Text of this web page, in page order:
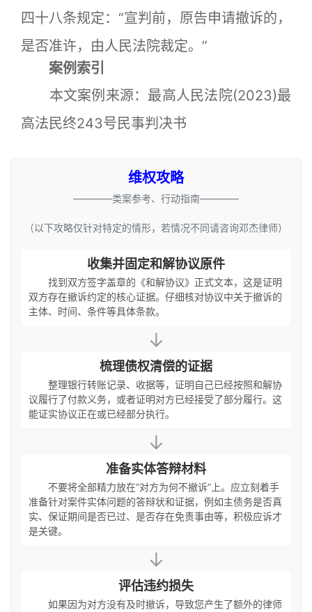
四十八条规定：“宣判前，原告申请撤诉的，
是否准许，由人民法院裁定。”
案例索引
本文案例来源：最高人民法院(2023)最
高法民终243号民事判决书
维权攻略
————类案参考、行动指南————
（以下攻略仅针对特定的情形，若情况不同请咨询邓杰律师）
收集并固定和解协议原件
找到双方签字盖章的《和解协议》正式文本，这是证明
双方存在撤诉约定的核心证据。仔细核对协议中关于撤诉的
主体、时间、条件等具体条款。
↓
梳理债权清偿的证据
整理银行转账记录、收据等，证明自己已经按照和解协
议履行了付款义务，或者证明对方已经接受了部分履行。这
能证实协议正在或已经部分执行。
↓
准备实体答辩材料
不要将全部精力放在“对方为何不撤诉”上。应立刻着手
准备针对案件实体问题的答辩状和证据，例如主债务是否真
实、保证期间是否已过、是否存在免责事由等，积极应诉才
是关键。
↓
评估违约损失
如果因为对方没有及时撤诉，导致您产生了额外的律师